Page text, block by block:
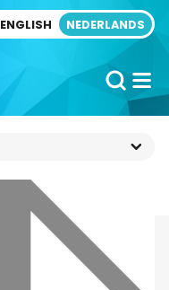
ENGLISH NEDERLANDS